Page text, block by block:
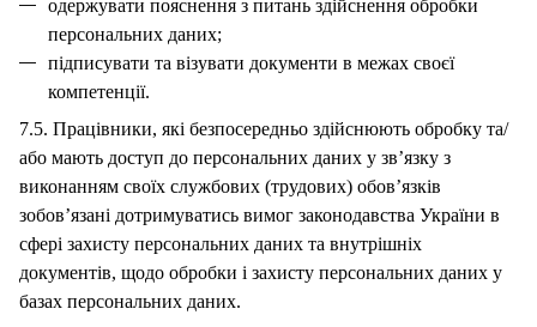
одержувати пояснення з питань здійснення обробки
персональних даних;
підписувати та візувати документи в межах своєї
компетенції.
7.5. Працівники, які безпосередньо здійснюють обробку та/
або мають доступ до персональних даних у зв’язку з
виконанням своїх службових (трудових) обов’язків
зобов’язані дотримуватись вимог законодавства України в
сфері захисту персональних даних та внутрішніх
документів, щодо обробки і захисту персональних даних у
базах персональних даних.